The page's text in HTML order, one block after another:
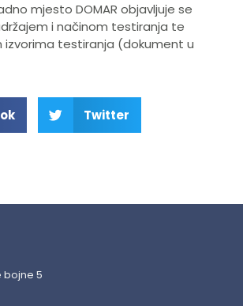
mjesto DOMAR objavljuje se
i načinom testiranja te
izvorima testiranja (dokument u
Twitter
bojne 5